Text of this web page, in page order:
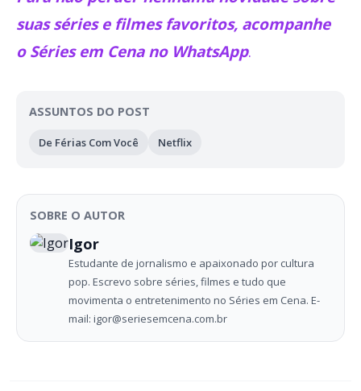
suas séries e filmes favoritos, acompanhe
o Séries em Cena no WhatsApp.
ASSUNTOS DO POST
De Férias Com Você Netflix
SOBRE O AUTOR
Igor
Estudante de jornalismo e apaixonado por cultura
pop. Escrevo sobre séries, filmes e tudo que
movimenta o entretenimento no Séries em Cena. E-
mail: igor@seriesemcena.com.br